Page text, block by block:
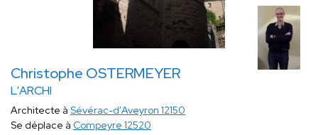
Christophe OSTERMEYER
L'ARCHI
Architecte à Sévérac-d'Aveyron 12150
Se déplace à Compeyre 12520